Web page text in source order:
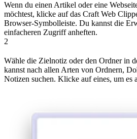
Wenn du einen Artikel oder eine
möchtest, klicke auf das Craft Web
Browser-Symbolleiste. Du kannst die
einfacheren Zugriff anheften.
2
Wähle die Zielnotiz oder den Ordner in
kannst nach allen Arten von Ordnern,
Notizen suchen. Klicke auf eines, um es